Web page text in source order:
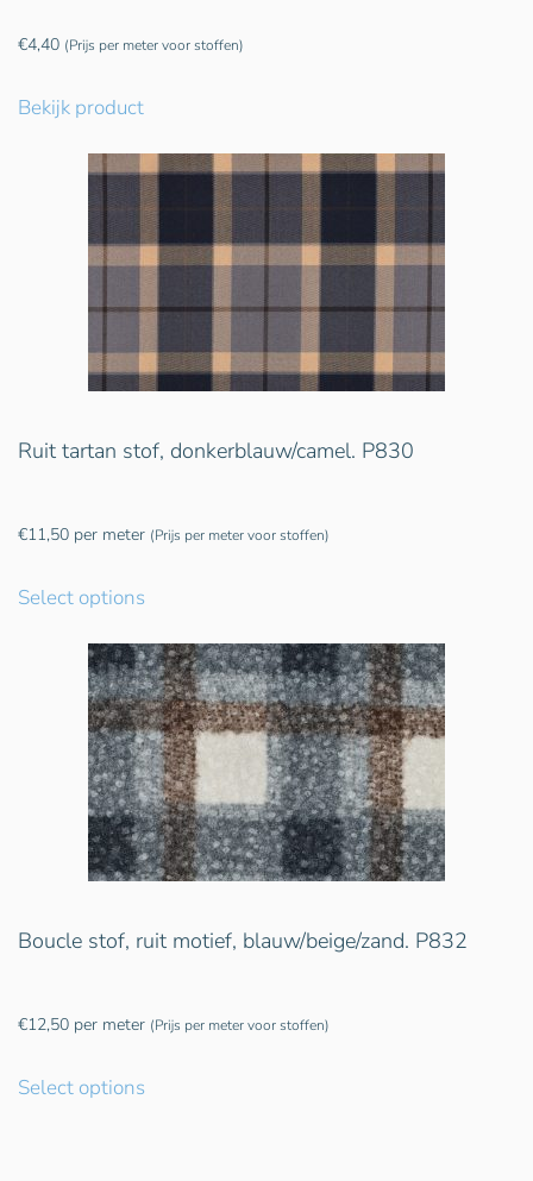
€4,40 (Prijs per meter voor stoffen)
Bekijk product
Ruit tartan stof, donkerblauw/camel. P830
€11,50 per meter (Prijs per meter voor stoffen)
Select options
Boucle stof, ruit motief, blauw/beige/zand. P832
€12,50 per meter (Prijs per meter voor stoffen)
Select options